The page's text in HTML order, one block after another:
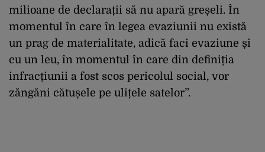
milioane de declarații să nu apară greșeli. În
momentul în care în legea evaziunii nu există
un prag de materialitate, adică faci evaziune și
cu un leu, în momentul în care din definiția
infracțiunii a fost scos pericolul social, vor
zăngăni cătușele pe ulițele satelor”.